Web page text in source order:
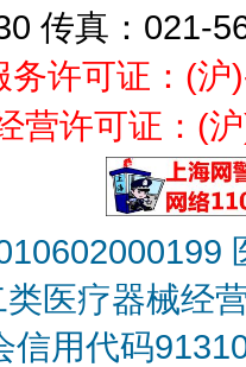
传真：021-
许可证：(
营许可证：(
类医疗器械经
信用代码